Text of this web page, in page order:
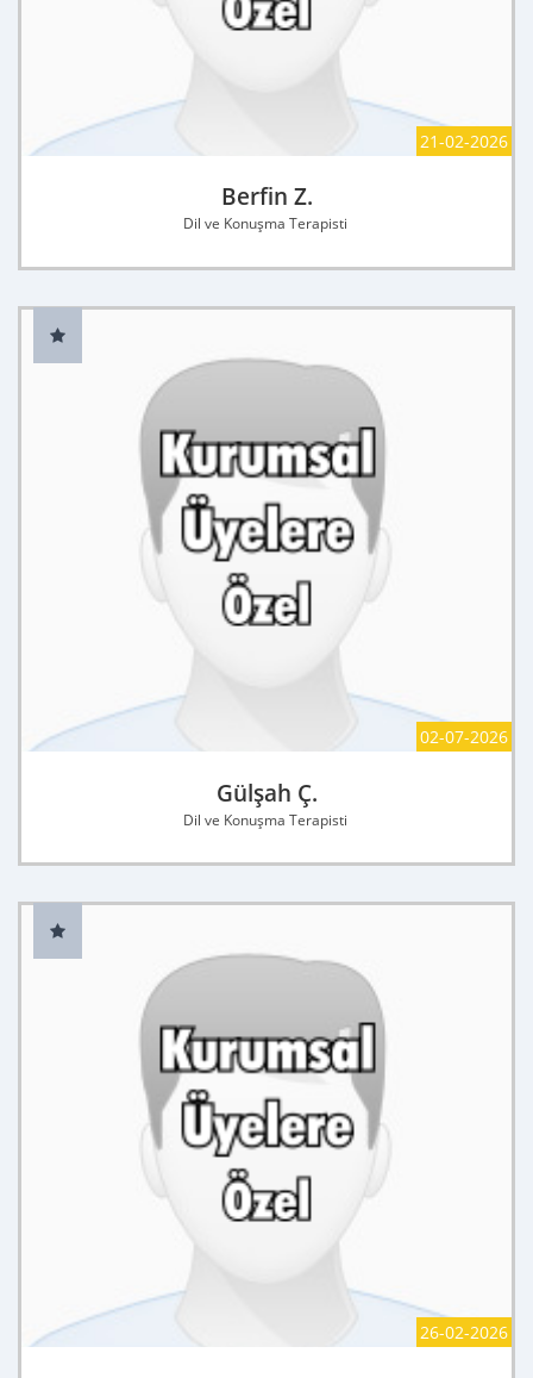
21-02-2026
Berfin Z.
Dil ve Konuşma Terapisti
02-07-2026
Gülşah Ç.
Dil ve Konuşma Terapisti
26-02-2026